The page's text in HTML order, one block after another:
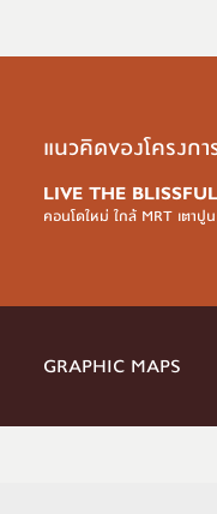
แนวคิดของโครงกา
LIVE THE
คอนโดใหม่ ใกล้ MRT เตาปู
GRAPHIC MAPS